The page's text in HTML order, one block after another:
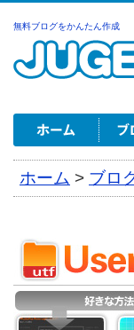
無料ブログをかんたん作成
ホーム > ブロ